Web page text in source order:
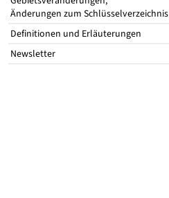
Änderungen zum Schlüsselverzeichnis
Definitionen und Erläuterungen
Newsletter